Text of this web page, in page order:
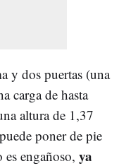
y dos puertas (una
carga de hasta
altura de 1,37
poner de pie
es engañoso, ya